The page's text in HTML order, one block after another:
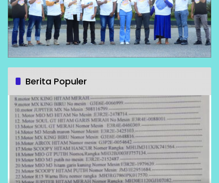
Berita Populer